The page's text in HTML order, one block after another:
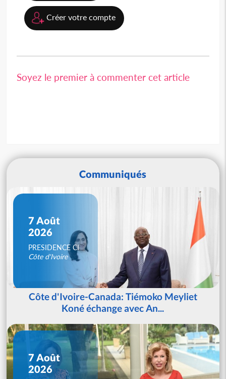
Créer votre compte
Soyez le premier à commenter cet article
Communiqués
7 Août
2026
PRESIDENCE CI
Côte d'Ivoire
Côte d'Ivoire-Canada: Tiémoko Meyliet
Koné échange avec An...
7 Août
2026